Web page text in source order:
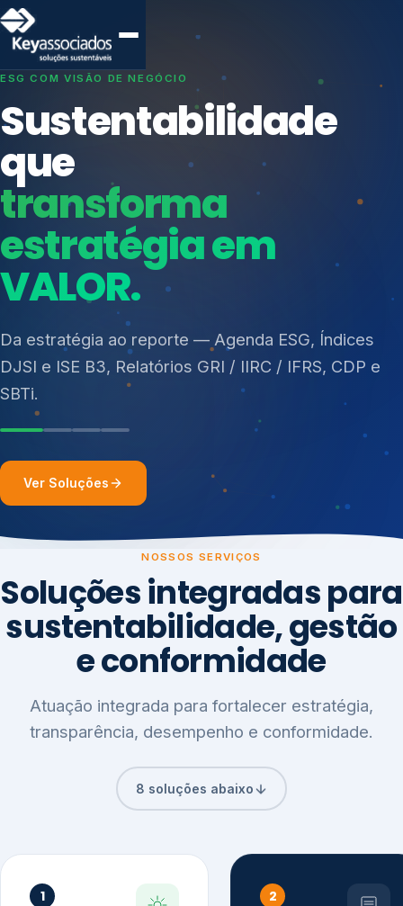
SISTEMAS DE GESTÃO OTIMIZADOS E INTEGRADOS
Conformidade que
protege seu
negócio.
Consultoria, auditoria e treinamentos em ISO 27001,
ISO 27701, ISO 42001, ISO 37001, ISO 9001, ISO
14001, ISO 45001, ONA e PNQ — Gestão de
resíduos sólidos (PGRS/PMGRS).
Índices de Mercado
Mudanças Climáticas
Reputação e Cadeia
Reporte Regulatório
Ver Soluções
NOSSOS SERVIÇOS
Soluções integradas para
sustentabilidade, gestão
e conformidade
Atuação integrada para fortalecer estratégia,
transparência, desempenho e conformidade.
8 soluções abaixo
1 2